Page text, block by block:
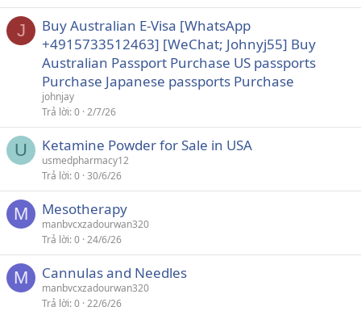
J
Buy Australian E-Visa [WhatsApp
+4915733512463] [WeChat; Johnyj55] Buy
Australian Passport Purchase US passports
Purchase Japanese passports Purchase
johnjay
Trả lời 0 2/7/26
U Ketamine Powder for Sale in USA
usmedpharmacy12
Trả lời 0 30/6/26
M Mesotherapy
manbvcxzadourwan320
Trả lời 0 24/6/26
M Cannulas and Needles
manbvcxzadourwan320
Trả lời 0 22/6/26